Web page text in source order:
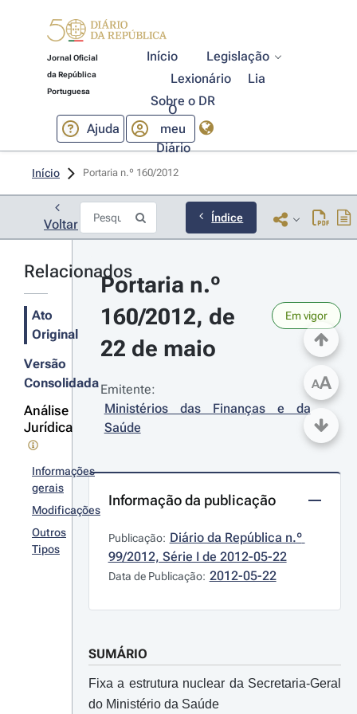
Jornal Oficial
da República
Portuguesa
Início
Legislação
Lexionário
Lia
Sobre o DR
Ajuda
O
meu
Diário
Início Portaria n.º 160/2012
Voltar Índice
Relacionados
Ato
Original
Versão
Consolidada
Análise
Jurídica
Informações
gerais
Modificações
Outros
Tipos
Portaria n.º
160/2012, de
22 de maio
Em vigor
Emitente:
Ministérios das Finanças e da
Saúde
Informação da publicação
Publicação: Diário da República n.º
99/2012, Série I de 2012-05-22
Data de Publicação: 2012-05-22
SUMÁRIO
Fixa a estrutura nuclear da Secretaria-Geral
do Ministério da Saúde
AA